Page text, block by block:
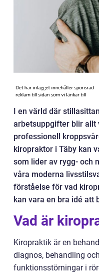
I en värld där
arbetsuppgifter blir allt
professionell
kiropraktor i Täby kan
som lider av rygg- och
våra moderna
förståelse för vad
kan vara en bra idé att
Vad är
Kiropraktik är en
diagnos, behandling
funktionsstörningar i